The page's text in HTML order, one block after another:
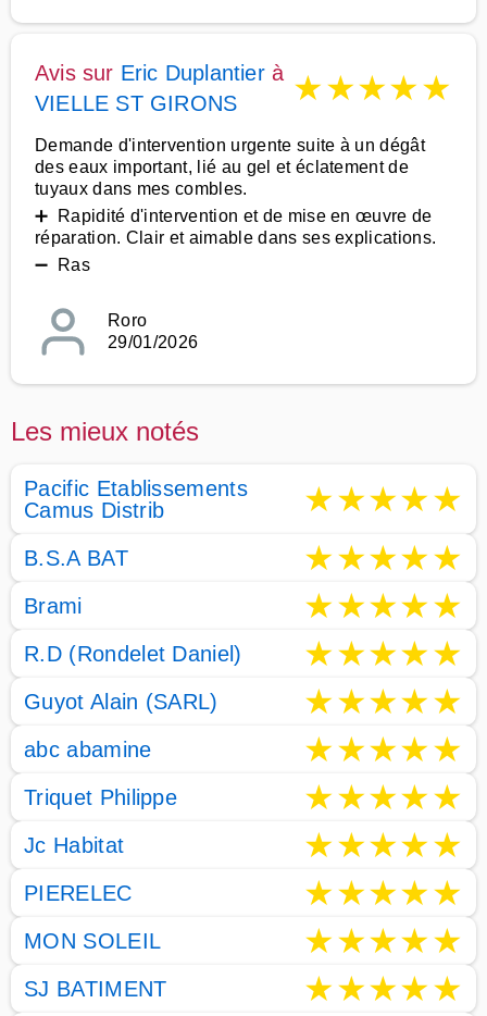
Avis sur Eric Duplantierà
VIELLE ST GIRONS
★★★★★
Demande d'intervention urgente suite à un dégât
des eaux important, lié au gel et éclatement de
tuyaux dans mes combles.
➕ Rapidité d'intervention et de mise en œuvre de
réparation. Clair et aimable dans ses explications.
➖ Ras
Roro
29/01/2026
Les mieux notés
Pacific Etablissements
Camus Distrib
★★★★★
B.S.A BAT ★★★★★
Brami ★★★★★
R.D (Rondelet Daniel) ★★★★★
Guyot Alain (SARL) ★★★★★
abc abamine ★★★★★
Triquet Philippe ★★★★★
Jc Habitat ★★★★★
PIERELEC ★★★★★
MON SOLEIL ★★★★★
SJ BATIMENT ★★★★★